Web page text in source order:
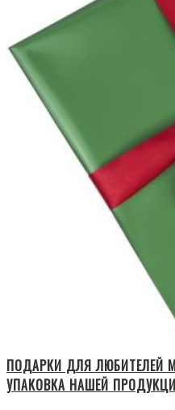
ПОДАРКИ ДЛЯ ЛЮБИТЕЛЕЙ
УПАКОВКА НАШЕЙ